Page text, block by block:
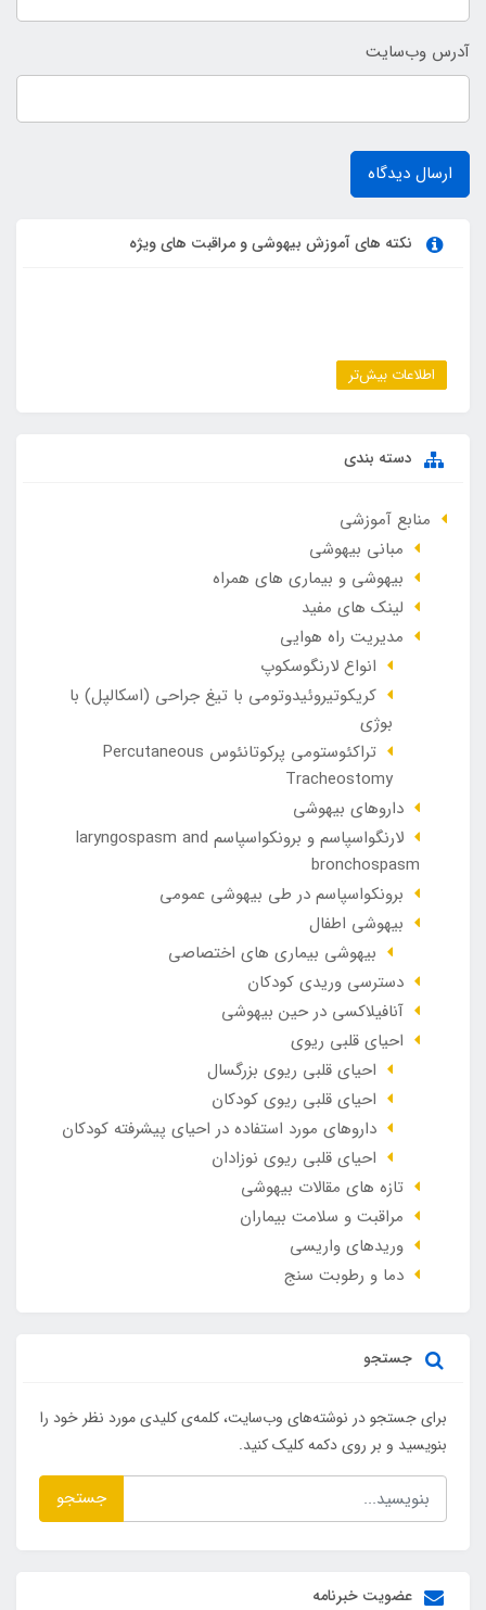
آدرس وب‌سایت
ارسال دیدگاه
نکته های آموزش بیهوشی و مراقبت های ویژه
اطلاعات بیش‌تر
دسته بندی
منابع آموزشی
مبانی بیهوشی
بیهوشی و بیماری های همراه
لینک های مفید
مدیریت راه هوایی
انواع لارنگوسکوپ
کریکوتیروئیدوتومی با تیغ جراحی (اسکالپل) با
بوژی
تراکئوستومی پرکوتانئوس Percutaneous
Tracheostomy
داروهای بیهوشی
لارنگواسپاسم و برونکواسپاسم laryngospasm and
bronchospasm
برونکواسپاسم در طی بیهوشی عمومی
بیهوشی اطفال
بیهوشی بیماری های اختصاصی
دسترسی وریدی کودکان
آنافيلاکسی در حين بيهوشی
احیای قلبی ریوی
احیای قلبی ریوی بزرگسال
احیای قلبی ریوی کودکان
داروهای مورد استفاده در احیای پیشرفته کودکان
احیای قلبی ریوی نوزادان
تازه های مقالات بیهوشی
مراقبت و سلامت بیماران
وريدهاي واريسي
دما و رطوبت سنج
جستجو
برای جستجو در نوشته‌های وب‌سایت، کلمه‌ی کلیدی مورد نظر خود را
بنویسید و بر روی دکمه کلیک کنید.
جستجو
عضویت خبرنامه